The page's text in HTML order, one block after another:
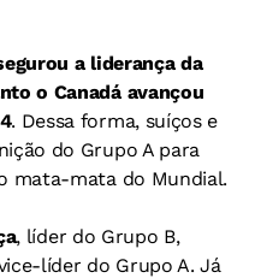
a liderança da
o Canadá avançou
. Dessa forma, suíços e
do Grupo A para
mata-mata do Mundial.
, líder do Grupo B,
líder do Grupo A. Já